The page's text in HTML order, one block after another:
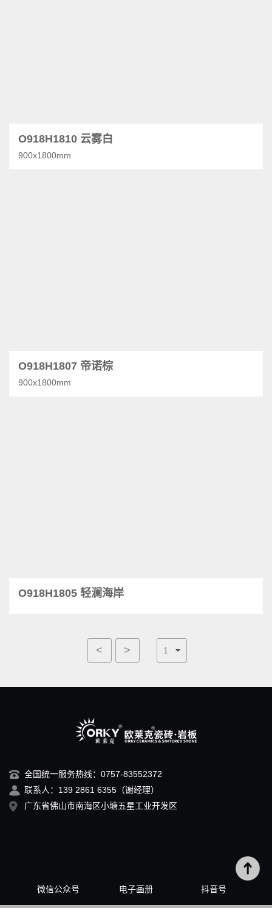
O918H1810 云雾白
900x1800mm
O918H1807 帝诺棕
900x1800mm
O918H1805 轻澜海岸
< >
全国统一服务热线：0757-83552372
联系人：139 2861 6355（谢经理）
广东省佛山市南海区小塘五星工业开发区
微信公众号 电子画册 抖音号